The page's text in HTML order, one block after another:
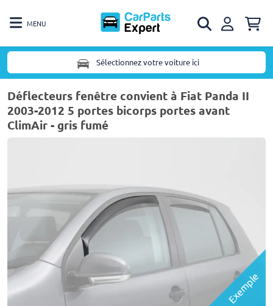
MENU
Sélectionnez votre voiture ici
Déflecteurs fenêtre convient à Fiat Panda II
2003-2012 5 portes bicorps portes avant
ClimAir - gris fumé
Exemple